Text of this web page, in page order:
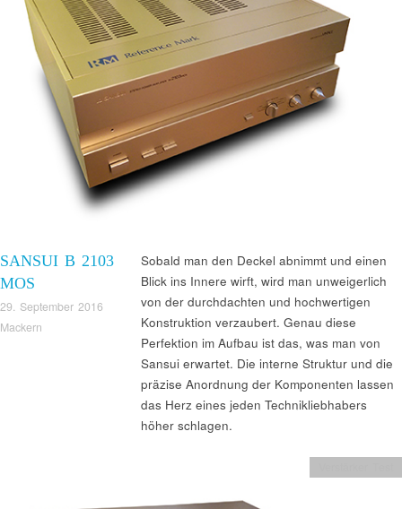
SANSUI B 2103
MOS
29. September 2016
Mackern
Sobald man den Deckel abnimmt und einen
Blick ins Innere wirft, wird man unweigerlich
von der durchdachten und hochwertigen
Konstruktion verzaubert. Genau diese
Perfektion im Aufbau ist das, was man von
Sansui erwartet. Die interne Struktur und die
präzise Anordnung der Komponenten lassen
das Herz eines jeden Technikliebhabers
höher schlagen.